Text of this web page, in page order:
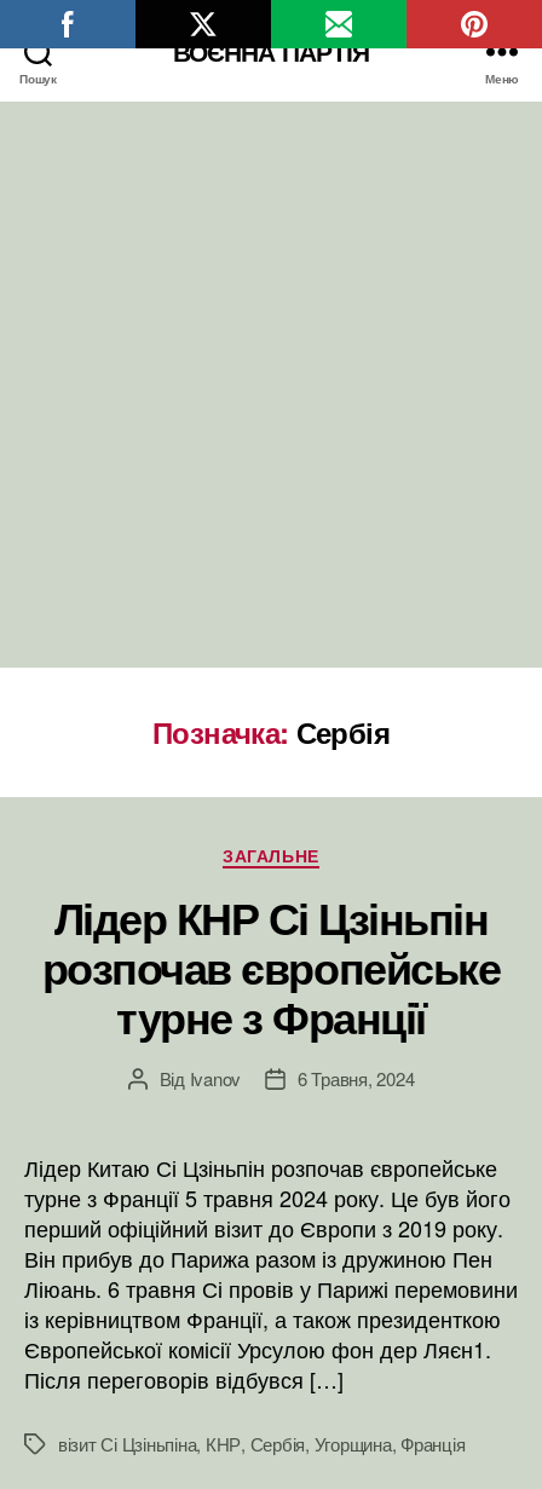
Пошук
ВОЄННА ПАРТІЯ
Меню
Позначка: Сербія
Категорії
ЗАГАЛЬНЕ
Лідер КНР Сі Цзіньпін
розпочав європейське
турне з Франції
Автор
Від Ivanov
Дата6 Травня, 2024
Лідер Китаю Сі Цзіньпін розпочав європейське
турне з Франції 5 травня 2024 року. Це був його
перший офіційний візит до Європи з 2019 року.
Він прибув до Парижа разом із дружиною Пен
Ліюань. 6 травня Сі провів у Парижі перемовини
із керівництвом Франції, а також президенткою
Європейської комісії Урсулою фон дер Ляєн1.
Після переговорів відбувся […]
Позначкивізит Сі Цзіньпіна, КНР, Сербія, Угорщина, Франція